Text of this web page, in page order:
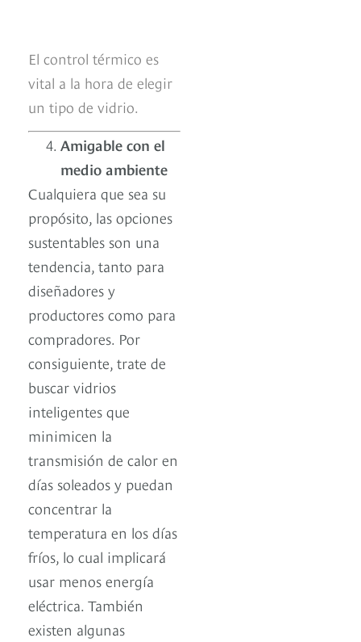
El control térmico es
vital a la hora de elegir
un tipo de vidrio.
Amigable con el
medio ambiente
Cualquiera que sea su
propósito, las opciones
sustentables son una
tendencia, tanto para
diseñadores y
productores como para
compradores. Por
consiguiente, trate de
buscar vidrios
inteligentes que
minimicen la
transmisión de calor en
días soleados y puedan
concentrar la
temperatura en los días
fríos, lo cual implicará
usar menos energía
eléctrica. También
existen algunas